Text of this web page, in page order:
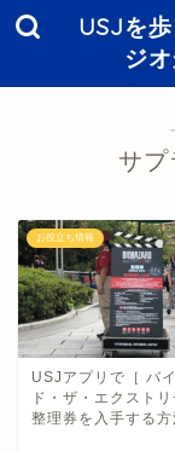
USJを
ジ
サプ
お役立ち情報
USJアプリで［ バ
ド・ザ・エクスト
整理券を入手する方